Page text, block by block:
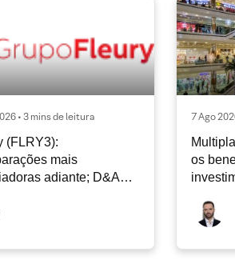
• 3 mins de leitura
(FLRY3):
mais
adiante; D&A
permanecer nos níveis
7 Ago
os